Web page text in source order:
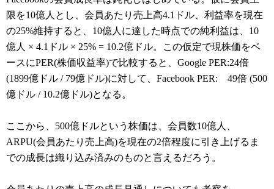
限を10億人とし、会員あたり売上高4.1ドル、利益率を現在
の25%維持すると、10億人に達した時点での純利益は、10
億人 × 4.1ドル × 25% = 10.2億ドル。この仮定で現株価をベ
ースにPER(株価収益率)で比較すると、Google PER:24倍
(1899億ドル / 79億ドル)に対して、Facebook PER: 49倍 (500
億ドル / 10.2億ドル)となる。
ここから、500億ドルという株価は、会員数10億人、
ARPU(会員あたり売上高)を現在の2倍程度に引き上げるま
での成長は織り込み済みのものと言えるだろう。